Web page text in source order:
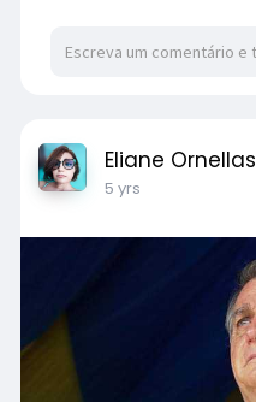
Eliane Ornellas
5 yrs